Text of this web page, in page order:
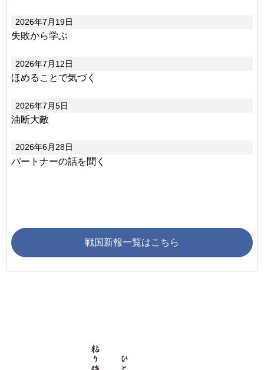
2026年7月19日
失敗から学ぶ
2026年7月12日
ほめることで気づく
2026年7月5日
油断大敵
2026年6月28日
パートナーの話を聞く
戦国新報一覧はこちら